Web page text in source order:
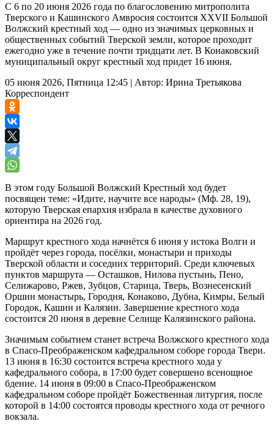
С 6 по 20 июня 2026 года по благословению митрополита
Тверского и Кашинского Амвросия состоится XXVII Большой
Волжский крестный ход — одно из значимых церковных и
общественных событий Тверской земли, которое проходит
ежегодно уже в течение почти тридцати лет. В Конаковский
муниципальный округ крестный ход придет 16 июня.
05 июня 2026, Пятница 12:45 | Автор: Ирина Третьякова
Корреспондент
В этом году Большой Волжский Крестный ход будет
посвящен теме: «Идите, научите все народы» (Мф. 28, 19),
которую Тверская епархия избрала в качестве духовного
ориентира на 2026 год.
Маршрут крестного хода начнётся 6 июня у истока Волги и
пройдёт через города, посёлки, монастыри и приходы
Тверской области и соседних территорий. Среди ключевых
пунктов маршрута — Осташков, Нилова пустынь, Пено,
Селижарово, Ржев, Зубцов, Старица, Тверь, Вознесенский
Оршин монастырь, Городня, Конаково, Дубна, Кимры, Белый
Городок, Кашин и Калязин. Завершение крестного хода
состоится 20 июня в деревне Селище Калязинского района.
Значимым событием станет встреча Волжского крестного хода
в Спасо-Преображенском кафедральном соборе города Твери.
13 июня в 16:30 состоится встреча крестного хода у
кафедрального собора, в 17:00 будет совершено всенощное
бдение. 14 июня в 09:00 в Спасо-Преображенском
кафедральном соборе пройдёт Божественная литургия, после
которой в 14:00 состоятся проводы крестного хода от речного
вокзала.